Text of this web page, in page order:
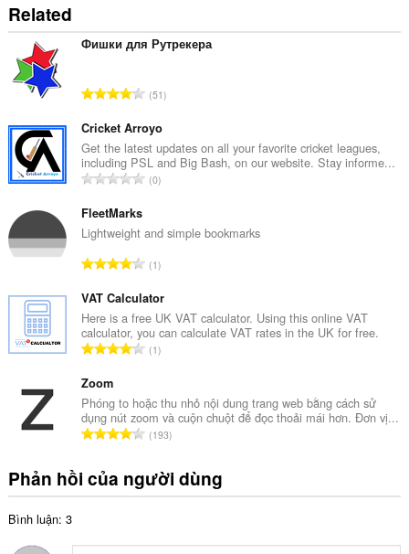
Related
Фишки для Рутрекера
T
n
g
s
ố
p
h
ạ
n
g
:
51
Cricket Arroyo
Get the latest updates on all your favorite cricket leagues,
including PSL and Big Bash, on our website. Stay informe...
T
g
ố
ế
p
h
ạ
g
:
0
FleetMarks
Lightweight and simple bookmarks
T
n
g
s
ố
p
h
ạ
g
:
1
VAT Calculator
Here is a free UK VAT calculator. Using this online VAT
calculator, you can calculate VAT rates in the UK for free.
T
g
s
ố
ế
p
n
1
Zoom
Phóng to hoặc thu nhỏ nội dung trang web bằng cách sử
dụng nút zoom và cuộn chuột để đọc thoải mái hơn. Đơn vị...
T
g
x
193
Phản hồi của người dùng
Bình luận: 3